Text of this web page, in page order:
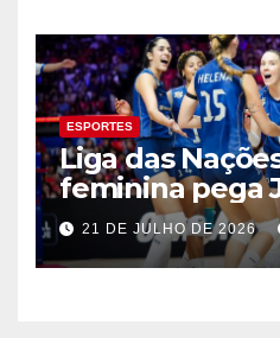
ESPORTES
Liga das
feminina pega
quarta em 1º
21 DE JULHO DE 2026